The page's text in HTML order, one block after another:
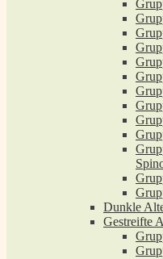
Dunkle
Gestreifte